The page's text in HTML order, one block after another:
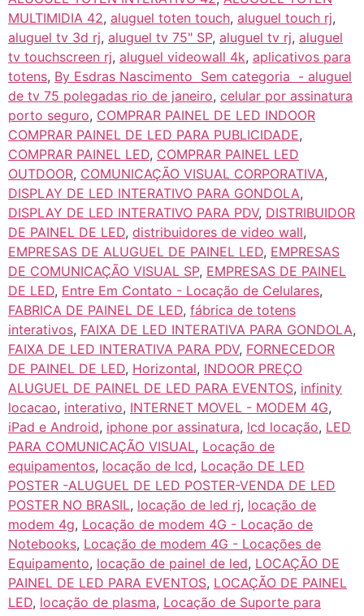
MULTIMIDIA 42, aluguel toten touch, aluguel touch rj,
aluguel tv 3d rj, aluguel tv 75" SP, aluguel tv rj, aluguel
tv touchscreen rj, aluguel videowall 4k, aplicativos para
totens, By Esdras Nascimento Sem categoria - aluguel
de tv 75 polegadas rio de janeiro, celular por assinatura
porto seguro, COMPRAR PAINEL DE LED INDOOR
COMPRAR PAINEL DE LED PARA PUBLICIDADE,
COMPRAR PAINEL LED, COMPRAR PAINEL LED
OUTDOOR, COMUNICAÇÃO VISUAL CORPORATIVA,
DISPLAY DE LED INTERATIVO PARA GONDOLA,
DISPLAY DE LED INTERATIVO PARA PDV, DISTRIBUIDOR
DE PAINEL DE LED, distribuidores de video wall,
EMPRESAS DE ALUGUEL DE PAINEL LED, EMPRESAS
DE COMUNICAÇÃO VISUAL SP, EMPRESAS DE PAINEL
DE LED, Entre Em Contato - Locação de Celulares,
FABRICA DE PAINEL DE LED, fábrica de totens
interativos, FAIXA DE LED INTERATIVA PARA GONDOLA,
FAIXA DE LED INTERATIVA PARA PDV, FORNECEDOR
DE PAINEL DE LED, Horizontal, INDOOR PREÇO
ALUGUEL DE PAINEL DE LED PARA EVENTOS, infinity
locacao, interativo, INTERNET MOVEL - MODEM 4G,
iPad e Android, iphone por assinatura, lcd locação, LED
PARA COMUNICAÇÃO VISUAL, Locação de
equipamentos, locação de lcd, Locação DE LED
POSTER -ALUGUEL DE LED POSTER-VENDA DE LED
POSTER NO BRASIL, locação de led rj, locação de
modem 4g, Locação de modem 4G - Locação de
Notebooks, Locação de modem 4G - Locações de
Equipamento, locação de painel de led, LOCAÇÃO DE
PAINEL DE LED PARA EVENTOS, LOCAÇÃO DE PAINEL
LED, locação de plasma, Locação de Suporte para